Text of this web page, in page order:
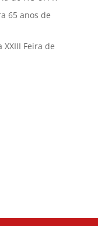
65 anos de
Feira de